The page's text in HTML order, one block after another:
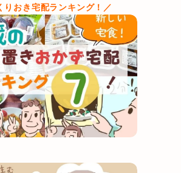
りおき宅配ランキング！／